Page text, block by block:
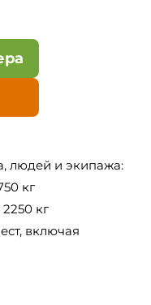
людей и экипажа:
кг
кг
включая